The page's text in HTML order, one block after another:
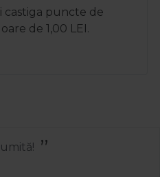
castiga puncte de
de 1,00 LEI.